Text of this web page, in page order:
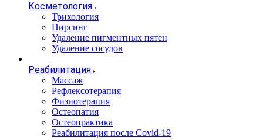
Косметология
Трихология
Пирсинг
Удаление пигментных пятен
Удаление сосудов
Реабилитация
Массаж
Рефлексотерапия
Физиотерапия
Остеопатия
Остеопрактика
Реабилитация после Covid-19